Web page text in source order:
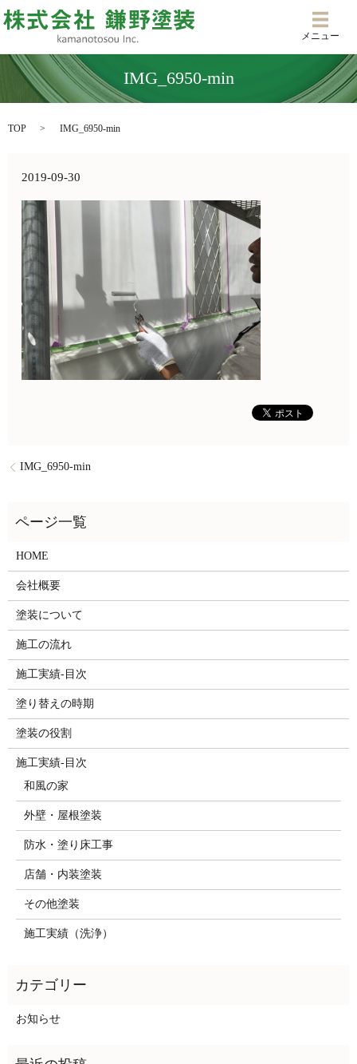
メニ
メニュー
IMG_6950-min
TOP IMG_6950-min
2019-09-30
IMG_6950-min
HOME
会社概要
塗装について
施工の流れ
施工実績-目次
塗り替えの時期
塗装の役割
施工実績-目次
和風の家
外壁・屋根塗装
防水・塗り床工事
店舗・内装塗装
その他塗装
施工実績（洗浄）
お知らせ